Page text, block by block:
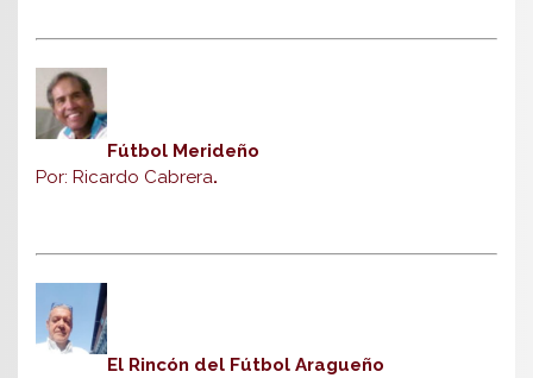
Fútbol Merideño
Por: Ricardo Cabrera.
El Rincón del Fútbol Aragueño